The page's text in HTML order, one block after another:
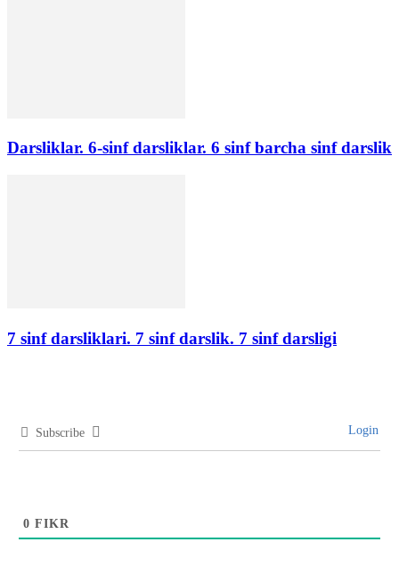
Darsliklar. 6-sinf darsliklar. 6 sinf barcha sinf darslik
7 sinf darsliklari. 7 sinf darslik. 7 sinf darsligi
Subscribe Login
0 FIKR